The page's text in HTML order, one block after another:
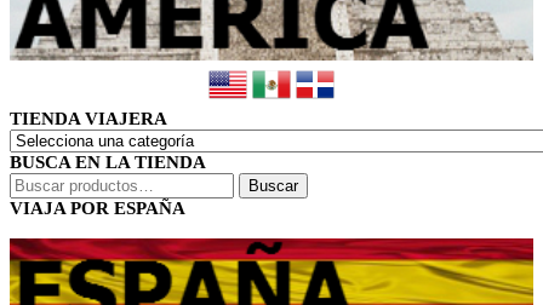
TIENDA VIAJERA
BUSCA EN LA TIENDA
Buscar
por:
Buscar
VIAJA POR ESPAÑA